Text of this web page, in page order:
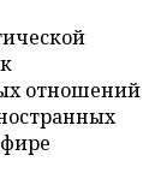
отношений